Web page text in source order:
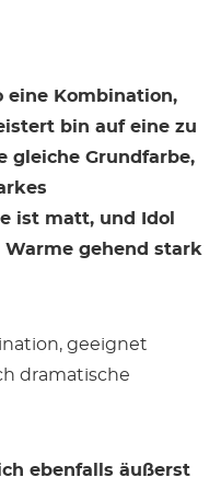
eine Kombination,
bin auf eine zu
gleiche Grundfarbe,
ist matt, und Idol
gehend stark
geeignet
dramatische
ebenfalls äußerst